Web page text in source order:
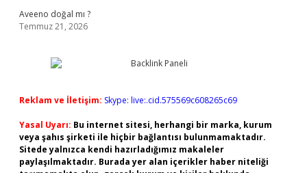
Aveeno doğal mı ?
Temmuz 21, 2026
Reklam ve İletişim: Skype: live:.cid.575569c608265c69
Yasal Uyarı: Bu internet sitesi, herhangi bir marka, kurum
veya şahıs şirketi ile hiçbir bağlantısı bulunmamaktadır.
Sitede yalnızca kendi hazırladığımız makaleler
paylaşılmaktadır. Burada yer alan içerikler haber niteliği